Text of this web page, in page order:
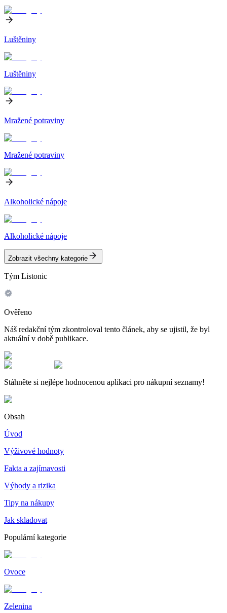
Luštěniny
Luštěniny
Mražené potraviny
Mražené potraviny
Alkoholické nápoje
Alkoholické nápoje
Zobrazit všechny kategorie
Tým Listonic
Ověřeno
Náš redakční tým zkontroloval tento článek, aby se ujistil, že byl
aktuální v době publikace.
Stáhněte si nejlépe hodnocenou aplikaci pro nákupní seznamy!
Obsah
Úvod
Výživové hodnoty
Fakta a zajímavosti
Výhody a rizika
Tipy na nákupy
Jak skladovat
Populární kategorie
Ovoce
Zelenina